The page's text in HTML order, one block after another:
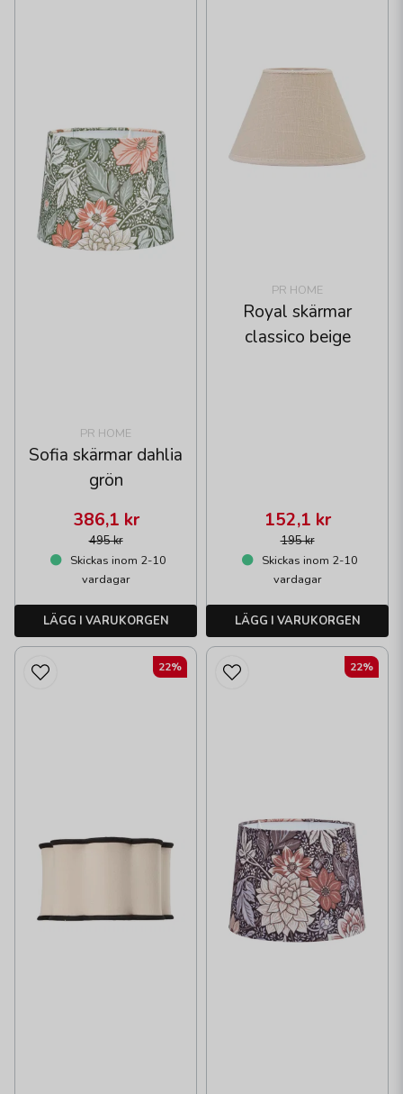
PR HOME
Sofia skärmar dahlia
grön
495 kr
386,1 kr
Skickas inom 2-10
vardagar
LÄGG I VARUKORGEN
PR HOME
Royal skärmar
classico beige
195 kr
152,1 kr
Skickas inom 2-10
vardagar
LÄGG I VARUKORGEN
22% 22%